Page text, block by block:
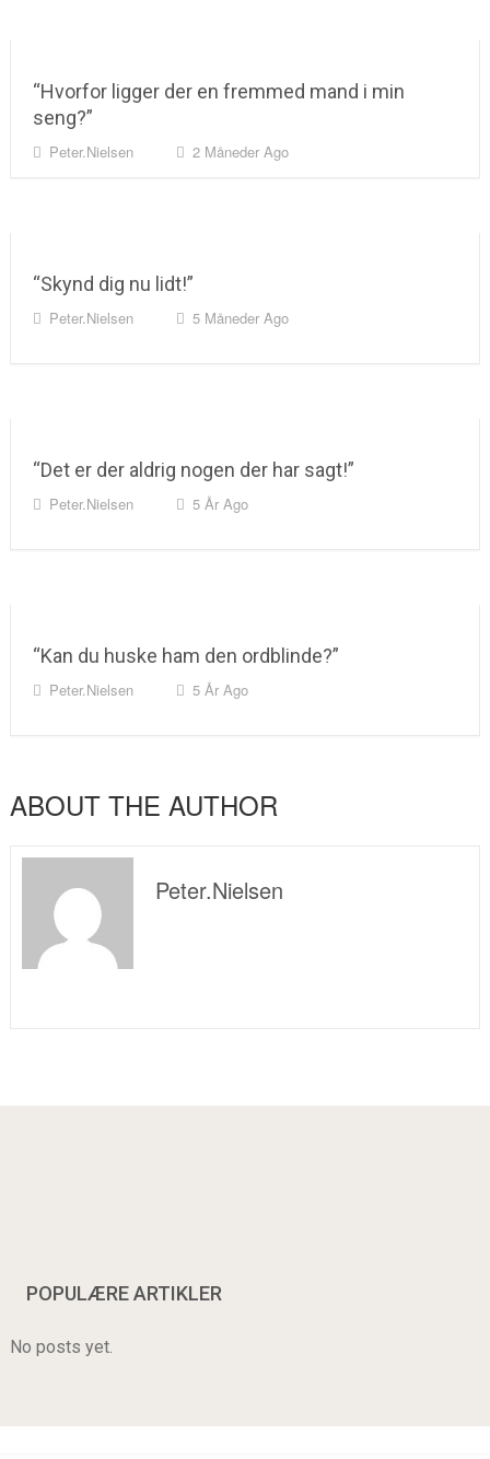
“Hvorfor ligger der en fremmed mand i min
seng?”
Peter.nielsen 2 Måneder Ago
“Skynd dig nu lidt!”
Peter.nielsen 5 Måneder Ago
“Det er der aldrig nogen der har sagt!”
Peter.nielsen 5 År Ago
“Kan du huske ham den ordblinde?”
Peter.nielsen 5 År Ago
ABOUT THE AUTHOR
Peter.nielsen
POPULÆRE ARTIKLER
No posts yet.